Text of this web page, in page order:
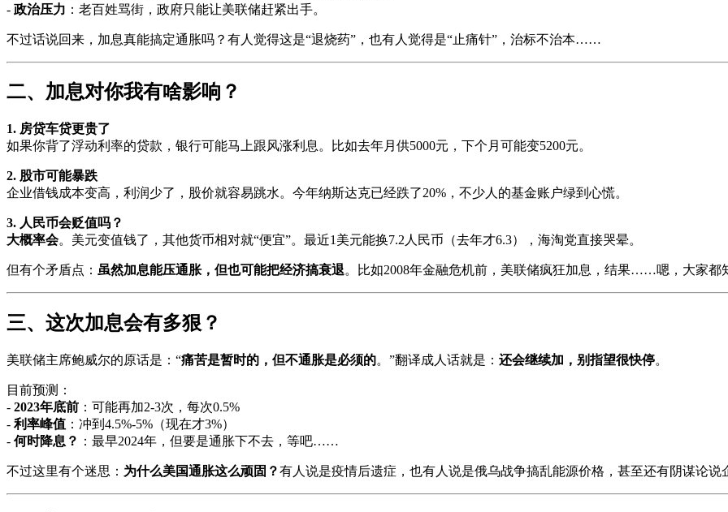
- 政治压力 ：老百姓骂街，政府只能让美联储赶紧出手。
不过话说回来，加息真能搞定通胀吗？有人觉得这是“退烧药”，也有人觉得是“止痛针”，治标不治本……
二、加息对你我有啥影响？
1. 房贷车贷更贵了
如果你背了浮动利率的贷款，银行可能马上跟风涨利息。比如去年月供5000元，下个月可能变5200元。
2. 股市可能暴跌
企业借钱成本变高，利润少了，股价就容易跳水。今年纳斯达克已经跌了20%，不少人的基金账户绿到心慌。
3. 人民币会贬值吗？
大概率会。美元变值钱了，其他货币相对就“便宜”。最近1美元能换7.2人民币（去年才6.3），海淘党直接哭晕。
但有个矛盾点： 虽然加息能压通胀，但也可能把经济搞衰退。比如2008年金融危机前，美联储疯狂加息，结果……嗯，大家都
三、这次加息会有多狠？
美联储主席鲍威尔的原话是：“痛苦是暂时的，但不通胀是必须的。”翻译成人话就是： 还会继续加，别指望很快停。
目前预测：
- 2023年底前 ：可能再加2-3次，每次0.5%
- 利率峰值 ：冲到4.5%-5%（现在才3%）
- 何时降息？ ：最早2024年，但要是通胀下不去，等吧……
不过这里有个迷思： 为什么美国通胀这么顽固？有人说是疫情后遗症，也有人说是俄乌战争搞乱能源价格，甚至还有阴谋论